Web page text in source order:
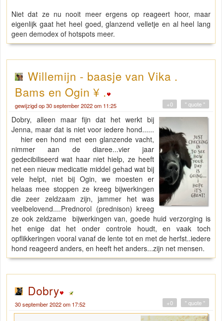
Niet dat ze nu nooit meer ergens op reageert hoor, maar
eigenlijk gaat het heel goed, glanzend velletje en al heel lang
geen demodex of hotspots meer.
Willemijn - baasje van Vika .
Bams en Ogin ¥ .
gewijzigd op 30 september 2022 om 11:25 " quote "
+0
Dobry, alleen maar fijn dat het werkt bij
Jenna, maar dat is niet voor iedere hond......
hier een hond met een glanzende vacht,
nimmer aan de diaree...vier jaar
gedecibiliseerd wat haar niet hielp, ze heeft
net een nieuw medicatie middel gehad wat bij
vele helpt, niet bij Ogin, we moesten er
helaas mee stoppen ze kreeg bijwerkingen
die zeer zeldzaam zijn, jammer het was
veelbelovend....Prednorol (prednison) kreeg
ze ook zeldzame bijwerkingen van, goede huid verzorging is
het enige dat het onder controle houdt, en vaak toch
opflikkeringen vooral vanaf de lente tot en met de herfst..iedere
hond reageerd anders, en heeft het anders...zijn net mensen.
Dobry
30 september 2022 om 17:52 " quote "
+0